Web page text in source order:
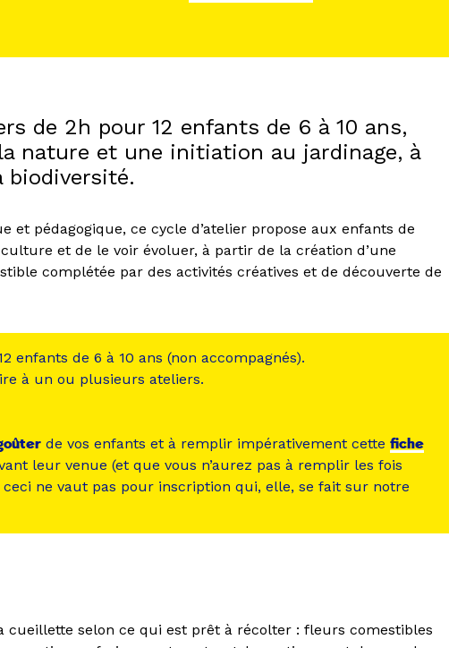
de 2h pour 12 enfants de 6 à 10 ans,
nature et une initiation au jardinage, à
biodiversité.
et pédagogique, ce cycle d’atelier propose aux enfants de
et de le voir évoluer, à partir de la création d’une
complétée par des activités créatives et de découverte de
enfants de 6 à 10 ans (non accompagnés).
à un ou plusieurs ateliers.
de vos enfants et à remplir impérativement cettefiche
leur venue (et que vous n’aurez pas à remplir les fois
ceci ne vaut pas pour inscription qui, elle, se fait sur notre
cueillette selon ce qui est prêt à récolter : fleurs comestibles